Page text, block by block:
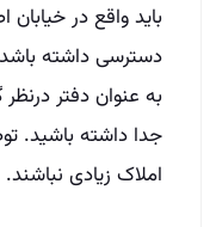
باید واقع در
دسترسی داشته
به عنوان دفتر درنظر
جدا داشته باشید.‌
املاک زیادی نباشند.